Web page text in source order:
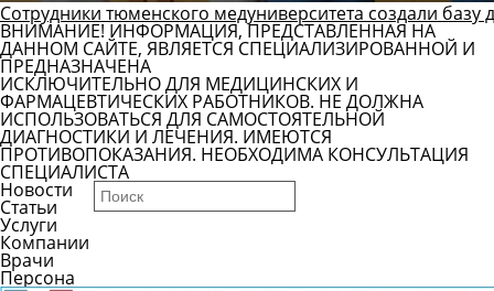
Сотрудники тюменского медуниверситета создали
ВНИМАНИЕ! ИНФОРМАЦИЯ, ПРЕДСТАВЛЕННАЯ НА
ДАННОМ САЙТЕ, ЯВЛЯЕТСЯ СПЕЦИАЛИЗИРОВАННОЙ И
ПРЕДНАЗНАЧЕНА
ИСКЛЮЧИТЕЛЬНО ДЛЯ МЕДИЦИНСКИХ И
ФАРМАЦЕВТИЧЕСКИХ РАБОТНИКОВ. НЕ ДОЛЖНА
ИСПОЛЬЗОВАТЬСЯ ДЛЯ САМОСТОЯТЕЛЬНОЙ
ДИАГНОСТИКИ И ЛЕЧЕНИЯ. ИМЕЮТСЯ
ПРОТИВОПОКАЗАНИЯ. НЕОБХОДИМА КОНСУЛЬТАЦИЯ
СПЕЦИАЛИСТА
Новости
Статьи
Услуги
Компании
Врачи
Персона